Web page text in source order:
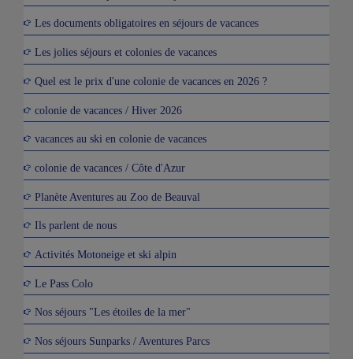
Les documents obligatoires en séjours de vacances
Les jolies séjours et colonies de vacances
Quel est le prix d'une colonie de vacances en 2026 ?
colonie de vacances / Hiver 2026
vacances au ski en colonie de vacances
colonie de vacances / Côte d'Azur
Planète Aventures au Zoo de Beauval
Ils parlent de nous
Activités Motoneige et ski alpin
Le Pass Colo
Nos séjours "Les étoiles de la mer"
Nos séjours Sunparks / Aventures Parcs